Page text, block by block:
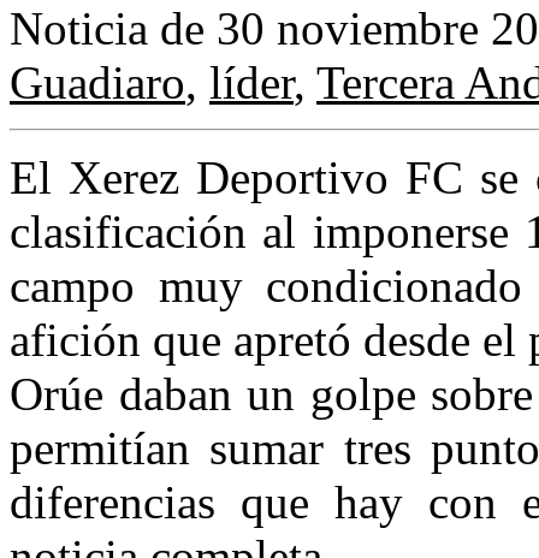
Noticia de 30 noviembre
Guadiaro, líder, Tercera
El Xerez Deportivo FC se
clasificación al imponerse
campo muy
afición que apretó desde
Orúe daban un golpe
permitían sumar tres
diferencias que hay